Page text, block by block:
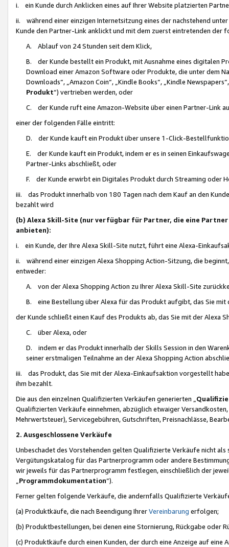
i. ein Kunde durch Anklicken eines auf Ihrer Website platzierten
ii. während einer einzigen Internetsitzung eines der nachstehend
Kunde den Partner-Link anklickt und mit dem zuerst eintretenden der
A. Ablauf von 24 Stunden seit dem Klick,
B. der Kunde bestellt ein Produkt, mit Ausnahme eines digitalen
Download einer Amazon Software oder Produkte, die unter dem
Downloads“, „Amazon Coin“, „Kindle Books“, „Kindle
Produkt“) vertrieben werden, oder
C. der Kunde ruft eine Amazon-Website über einen Partner-Link
einer der folgenden Fälle eintritt:
D. der Kunde kauft ein Produkt über unsere 1-Click-
E. der Kunde kauft ein Produkt, indem er es in seinen
Partner-Links abschließt, oder
F. der Kunde erwirbt ein Digitales Produkt durch Streaming oder
iii. das Produkt innerhalb von 180 Tagen nach dem Kauf an den
bezahlt wird
(b) Alexa Skill-Site (nur verfügbar für Partner, die eine
anbieten):
i. ein Kunde, der Ihre Alexa Skill-Site nutzt, führt eine Alexa-
ii. während einer einzigen Alexa Shopping Action-Sitzung, die
entweder:
A. von der Alexa Shopping Action zu Ihrer Alexa Skill-Site
B. eine Bestellung über Alexa für das Produkt aufgibt, das Sie mit
der Kunde schließt einen Kauf des Produkts ab, das Sie mit der Alexa
C. über Alexa, oder
D. indem er das Produkt innerhalb der Skills Session in den
seiner erstmaligen Teilnahme an der Alexa Shopping Action
iii. das Produkt, das Sie mit der Alexa-Einkaufsaktion vorgestellt
ihm bezahlt.
Die aus den einzelnen Qualifizierten Verkäufen generierten „
Qualifizierten Verkäufe einnehmen, abzüglich etwaiger
Mehrwertsteuer), Servicegebühren, Gutschriften, Preisnachlässe,
2. Ausgeschlossene Verkäufe
Unbeschadet des Vorstehenden gelten Qualifizierte Verkäufe nicht
Vergütungskatalog für das Partnerprogramm oder andere
wir jeweils für das Partnerprogramm festlegen, einschließlich der
Programmdokumentation“).
Ferner gelten folgende Verkäufe, die andernfalls Qualifizierte
(a) Produktkäufe, die nach Beendigung IhrerVereinbarung erfolgen;
(b) Produktbestellungen, bei denen eine Stornierung, Rückgabe oder
(c) Produktkäufe durch einen Kunden, der durch eine Anzeige auf